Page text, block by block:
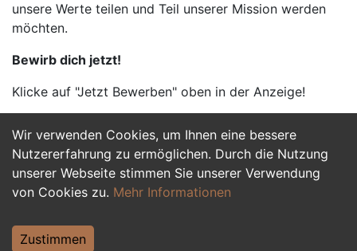
Wir verwenden Cookies, um Ihnen eine bessere
Nutzererfahrung zu ermöglichen. Durch die Nutzung
unserer Webseite stimmen Sie unserer Verwendung
von Cookies zu. Mehr Informationen
Zustimmen
unsere Werte teilen und Teil unserer Mission werden
möchten.
Bewirb dich jetzt!
Klicke auf "Jetzt Bewerben" oben in der Anzeige!
Jetzt Bewerben